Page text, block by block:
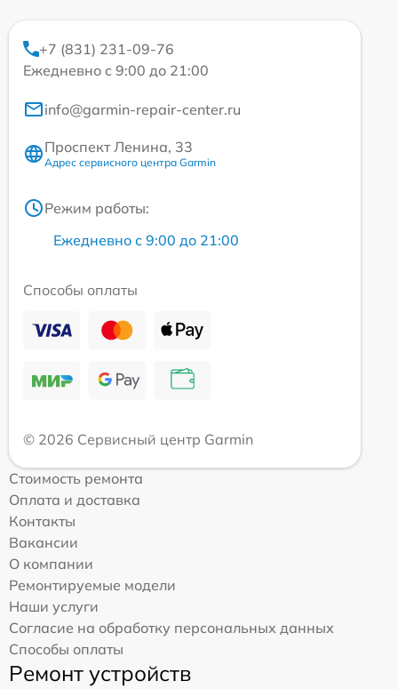
+7 (831) 231-09-76
Ежедневно с 9:00 до 21:00
info@garmin-repair-center.ru
Проспект Ленина, 33
Адрес сервисного центра Garmin
Режим работы:
Ежедневно с 9:00 до 21:00
Способы оплаты
© 2026 Сервисный центр Garmin
Стоимость ремонта
Оплата и доставка
Контакты
Вакансии
О компании
Ремонтируемые модели
Наши услуги
Согласие на обработку персональных данных
Способы оплаты
Ремонт устройств